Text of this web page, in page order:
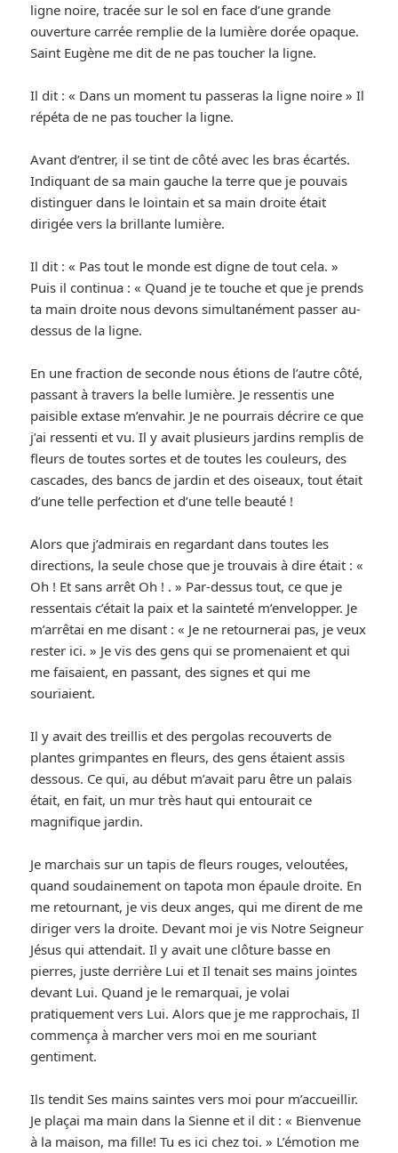
ligne noire, tracée sur le sol en face d’une grande
ouverture carrée remplie de la lumière dorée opaque.
Saint Eugène me dit de ne pas toucher la ligne.
Il dit : « Dans un moment tu passeras la ligne noire » Il
répéta de ne pas toucher la ligne.
Avant d’entrer, il se tint de côté avec les bras écartés.
Indiquant de sa main gauche la terre que je pouvais
distinguer dans le lointain et sa main droite était
dirigée vers la brillante lumière.
Il dit : « Pas tout le monde est digne de tout cela. »
Puis il continua : « Quand je te touche et que je prends
ta main droite nous devons simultanément passer au-
dessus de la ligne.
En une fraction de seconde nous étions de l’autre côté,
passant à travers la belle lumière. Je ressentis une
paisible extase m’envahir. Je ne pourrais décrire ce que
j’ai ressenti et vu. Il y avait plusieurs jardins remplis de
fleurs de toutes sortes et de toutes les couleurs, des
cascades, des bancs de jardin et des oiseaux, tout était
d’une telle perfection et d’une telle beauté !
Alors que j’admirais en regardant dans toutes les
directions, la seule chose que je trouvais à dire était : «
Oh ! Et sans arrêt Oh ! . » Par-dessus tout, ce que je
ressentais c’était la paix et la sainteté m’envelopper. Je
m’arrêtai en me disant : « Je ne retournerai pas, je veux
rester ici. » Je vis des gens qui se promenaient et qui
me faisaient, en passant, des signes et qui me
souriaient.
Il y avait des treillis et des pergolas recouverts de
plantes grimpantes en fleurs, des gens étaient assis
dessous. Ce qui, au début m’avait paru être un palais
était, en fait, un mur très haut qui entourait ce
magnifique jardin.
Je marchais sur un tapis de fleurs rouges, veloutées,
quand soudainement on tapota mon épaule droite. En
me retournant, je vis deux anges, qui me dirent de me
diriger vers la droite. Devant moi je vis Notre Seigneur
Jésus qui attendait. Il y avait une clôture basse en
pierres, juste derrière Lui et Il tenait ses mains jointes
devant Lui. Quand je le remarquai, je volai
pratiquement vers Lui. Alors que je me rapprochais, Il
commença à marcher vers moi en me souriant
gentiment.
Ils tendit Ses mains saintes vers moi pour m’accueillir.
Je plaçai ma main dans la Sienne et il dit : « Bienvenue
à la maison, ma fille! Tu es ici chez toi. » L’émotion me